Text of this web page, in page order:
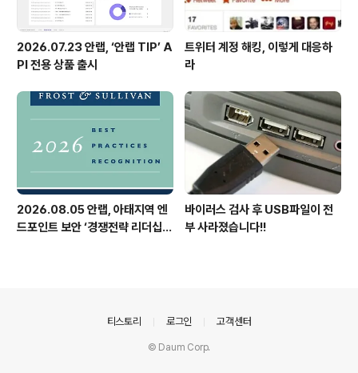
2026.07.23 안랩, ‘안랩 TIP’ A
PI 전용 상품 출시
트위터 계정 해킹, 이렇게 대응하
라
2026.08.05 안랩, 아태지역 엔
드포인트 보안 ‘경쟁전략 리더십’
바이러스 검사 후 USB파일이 전
부 사라졌습니다!!
티스토리 로그인 고객센터
© Daum Corp.